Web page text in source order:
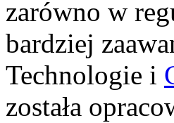
zarówno w
bardziej
Technologie i
została